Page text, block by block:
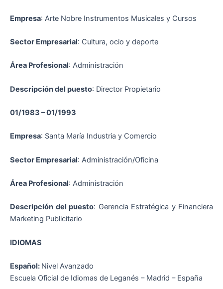
Empresa: Arte Nobre Instrumentos Musicales y Cursos
Sector Empresarial: Cultura, ocio y deporte
Área Profesional: Administración
Descripción del puesto: Director Propietario
01/1983 – 01/1993
Empresa: Santa María Industria y Comercio
Sector Empresarial: Administración/Oficina
Área Profesional: Administración
Descripción del puesto: Gerencia Estratégica y Financiera
Marketing Publicitario
IDIOMAS
Español: Nivel Avanzado
Escuela Oficial de Idiomas de Leganés – Madrid – España